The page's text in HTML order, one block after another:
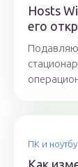
Hosts
его
ПК и